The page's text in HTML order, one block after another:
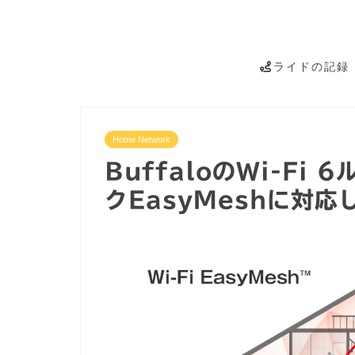
ライドの記録
Home Network
BuffaloのWi-Fi 6ル
クEasyMeshに対応